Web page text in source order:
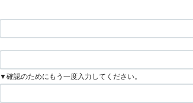
▼確認のためにもう一度入力してください。